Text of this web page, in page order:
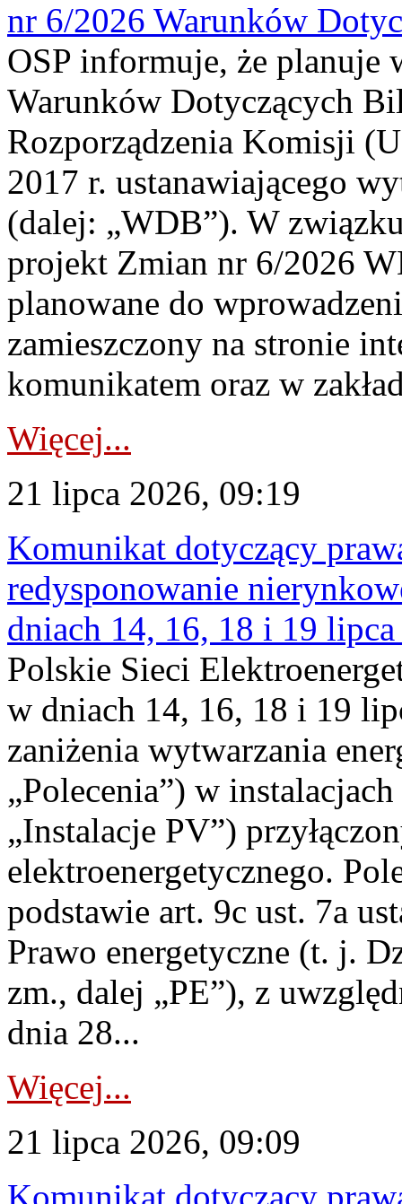
nr 6/2026 Warunków
OSP informuje, że planuje
Warunków Dotyczących
Rozporządzenia Komisji
2017 r. ustanawiającego
(dalej: „WDB”). W
projekt Zmian nr 6/2026
planowane do
zamieszczony na stronie
komunikatem oraz w
Więcej...
21 lipca 2026, 09:19
Komunikat dotyczący
redysponowanie
dniach 14, 16, 18 i 19
Polskie Sieci
w dniach 14, 16, 18 i 19
zaniżenia wytwarzania
„Polecenia”) w
„Instalacje PV”)
elektroenergetycznego.
podstawie art. 9c ust. 7a
Prawo energetyczne (t. j.
zm., dalej „PE”), z
dnia 28...
Więcej...
21 lipca 2026, 09:09